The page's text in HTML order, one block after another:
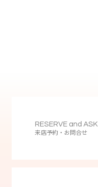
RESERVE and ASK
来店予約・お問合せ